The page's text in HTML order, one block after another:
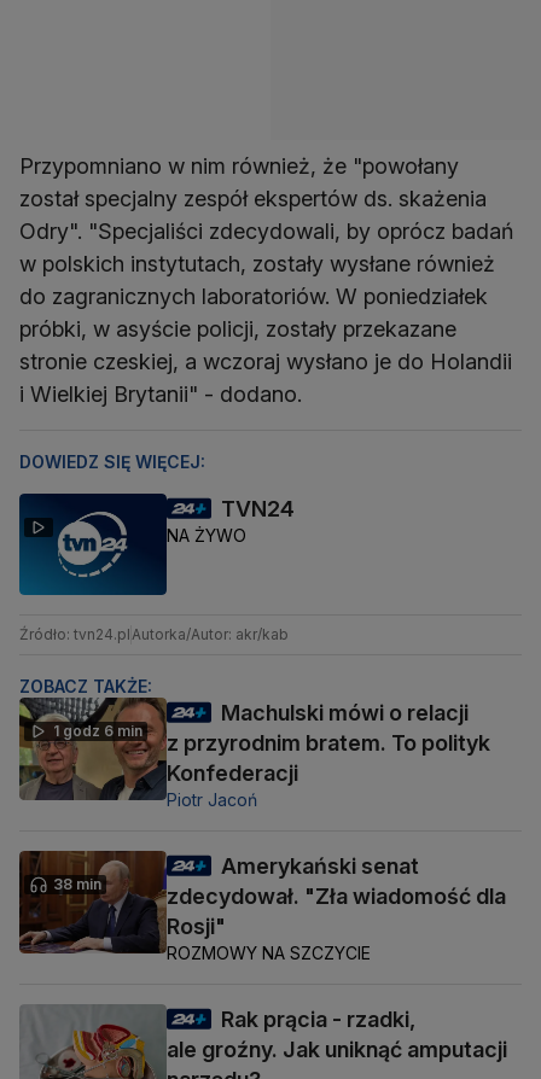
Przypomniano w nim również, że "powołany
został specjalny zespół ekspertów ds. skażenia
Odry". "Specjaliści zdecydowali, by oprócz badań
w polskich instytutach, zostały wysłane również
do zagranicznych laboratoriów. W poniedziałek
próbki, w asyście policji, zostały przekazane
stronie czeskiej, a wczoraj wysłano je do Holandii
i Wielkiej Brytanii" - dodano.
DOWIEDZ SIĘ WIĘCEJ:
TVN24
NA ŻYWO
Źródło: tvn24.plAutorka/Autor: akr/kab
ZOBACZ TAKŻE:
1 godz 6 min
Machulski mówi o relacji
z przyrodnim bratem. To polityk
Konfederacji
Piotr Jacoń
38 min
Amerykański senat
zdecydował. "Zła wiadomość dla
Rosji"
ROZMOWY NA SZCZYCIE
Rak prącia - rzadki,
ale groźny. Jak uniknąć amputacji